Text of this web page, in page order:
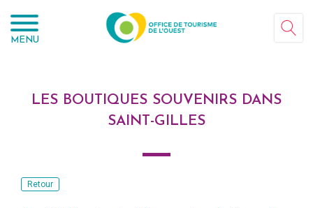
MENU
LES BOUTIQUES SOUVENIRS DANS
SAINT-GILLES
Retour